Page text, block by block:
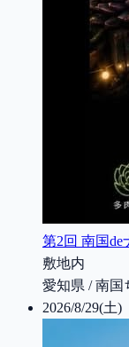
第2回 南国de
敷地内
愛知県 / 南国
2026/8/29(土)